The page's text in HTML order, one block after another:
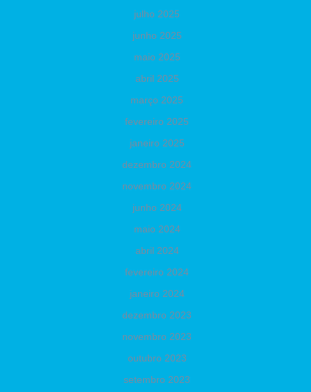
julho 2025
junho 2025
maio 2025
abril 2025
março 2025
fevereiro 2025
janeiro 2025
dezembro 2024
novembro 2024
junho 2024
maio 2024
abril 2024
fevereiro 2024
janeiro 2024
dezembro 2023
novembro 2023
outubro 2023
setembro 2023